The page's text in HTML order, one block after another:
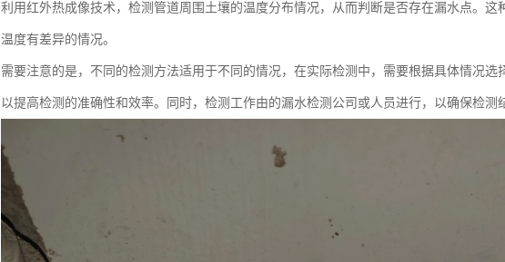
利用红外热成像技术，检测管道周围土壤的温度分布情况，从而判断是否存在漏水点。
温度有差异的情况。
需要注意的是，不同的检测方法适用于不同的情况，在实际检测中，需要根据具体情况选
以提高检测的准确性和效率。同时，检测工作由的漏水检测公司或人员进行，以确保检测